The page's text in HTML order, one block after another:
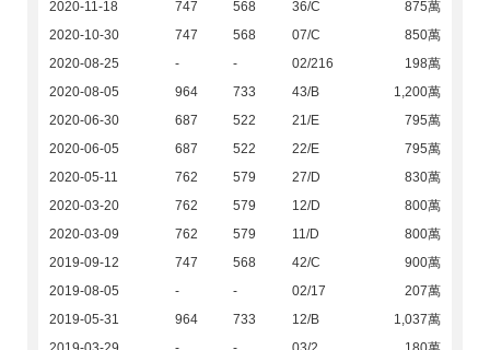
2020-11-18 747 568 36/C
875萬
2020-10-30
747 568 07/C
850萬
2020-08-25
- - 02/216
198萬
2020-08-05
964 733 43/B
1,200萬
2020-06-30
687 522 21/E
795萬
2020-06-05
687 522 22/E
795萬
2020-05-11
762 579 27/D
830萬
2020-03-20
762 579 12/D
800萬
2020-03-09
762 579 11/D
800萬
2019-09-12
747 568 42/C
900萬
2019-08-05
- - 02/17
207萬
2019-05-31
964 733 12/B
1,037萬